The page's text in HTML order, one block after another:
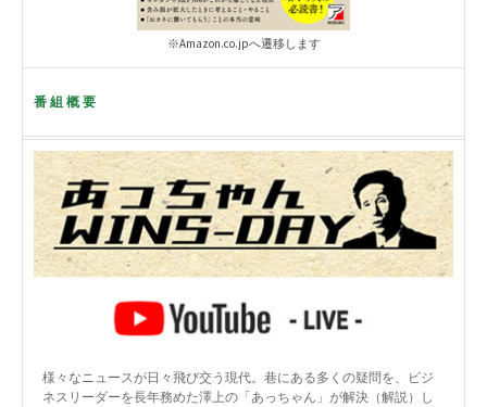
※Amazon.co.jpへ遷移します
番組概要
様々なニュースが日々飛び交う現代。巷にある多くの疑問を、ビジ
ネスリーダーを長年務めた澤上の「あっちゃん」が解決（解説）し